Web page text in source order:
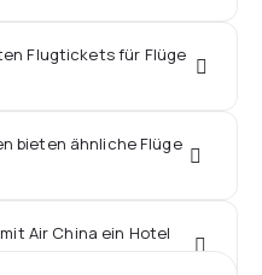
Flugtickets für Flüge
bieten ähnliche Flüge
Air China ein Hotel